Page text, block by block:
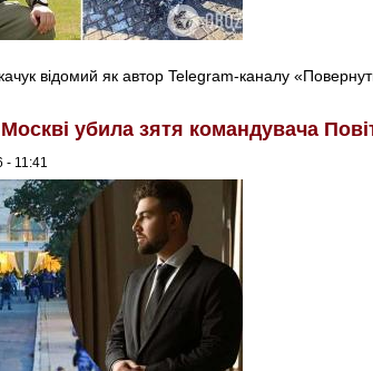
відомий як автор Telegram-каналу
убила зятя командувача
- 11:41